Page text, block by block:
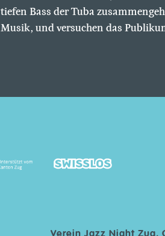
tiefen Bass der Tuba
Musik, und versuchen das